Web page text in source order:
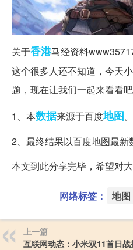
关于香港马经资料
这个很多人还不知道，今天
题，现在让我们一起来看看吧
1、本数据来源于百度地图。
2、最终结果以百度地图最新
本文到此分享完毕，希望对大
网络标签： 地图
上一篇
互联网动态：小米双11首日